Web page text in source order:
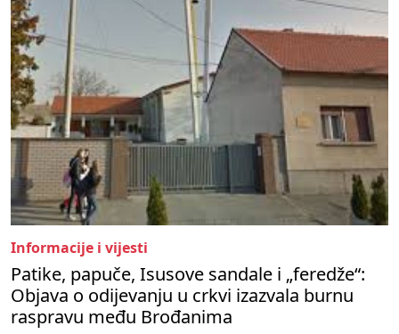
Informacije i vijesti
Patike, papuče, Isusove sandale i „feredže“:
Objava o odijevanju u crkvi izazvala burnu
raspravu među Brođanima